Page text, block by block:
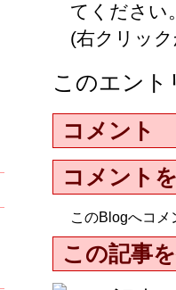
てください
(右クリッ
このエン
コメント
コメント
このBlogへコ
この記事